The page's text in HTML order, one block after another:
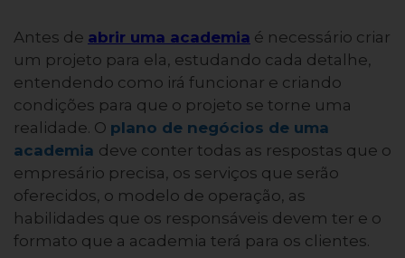
Antes de abrir uma academia é necessário criar
um projeto para ela, estudando cada detalhe,
entendendo como irá funcionar e criando
condições para que o projeto se torne uma
realidade. O plano de negócios de uma
academia deve conter todas as respostas que o
empresário precisa, os serviços que serão
oferecidos, o modelo de operação, as
habilidades que os responsáveis devem ter e o
formato que a academia terá para os clientes.